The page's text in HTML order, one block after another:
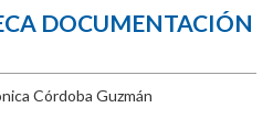
DOCUMENTACIÓN
Córdoba Guzmán